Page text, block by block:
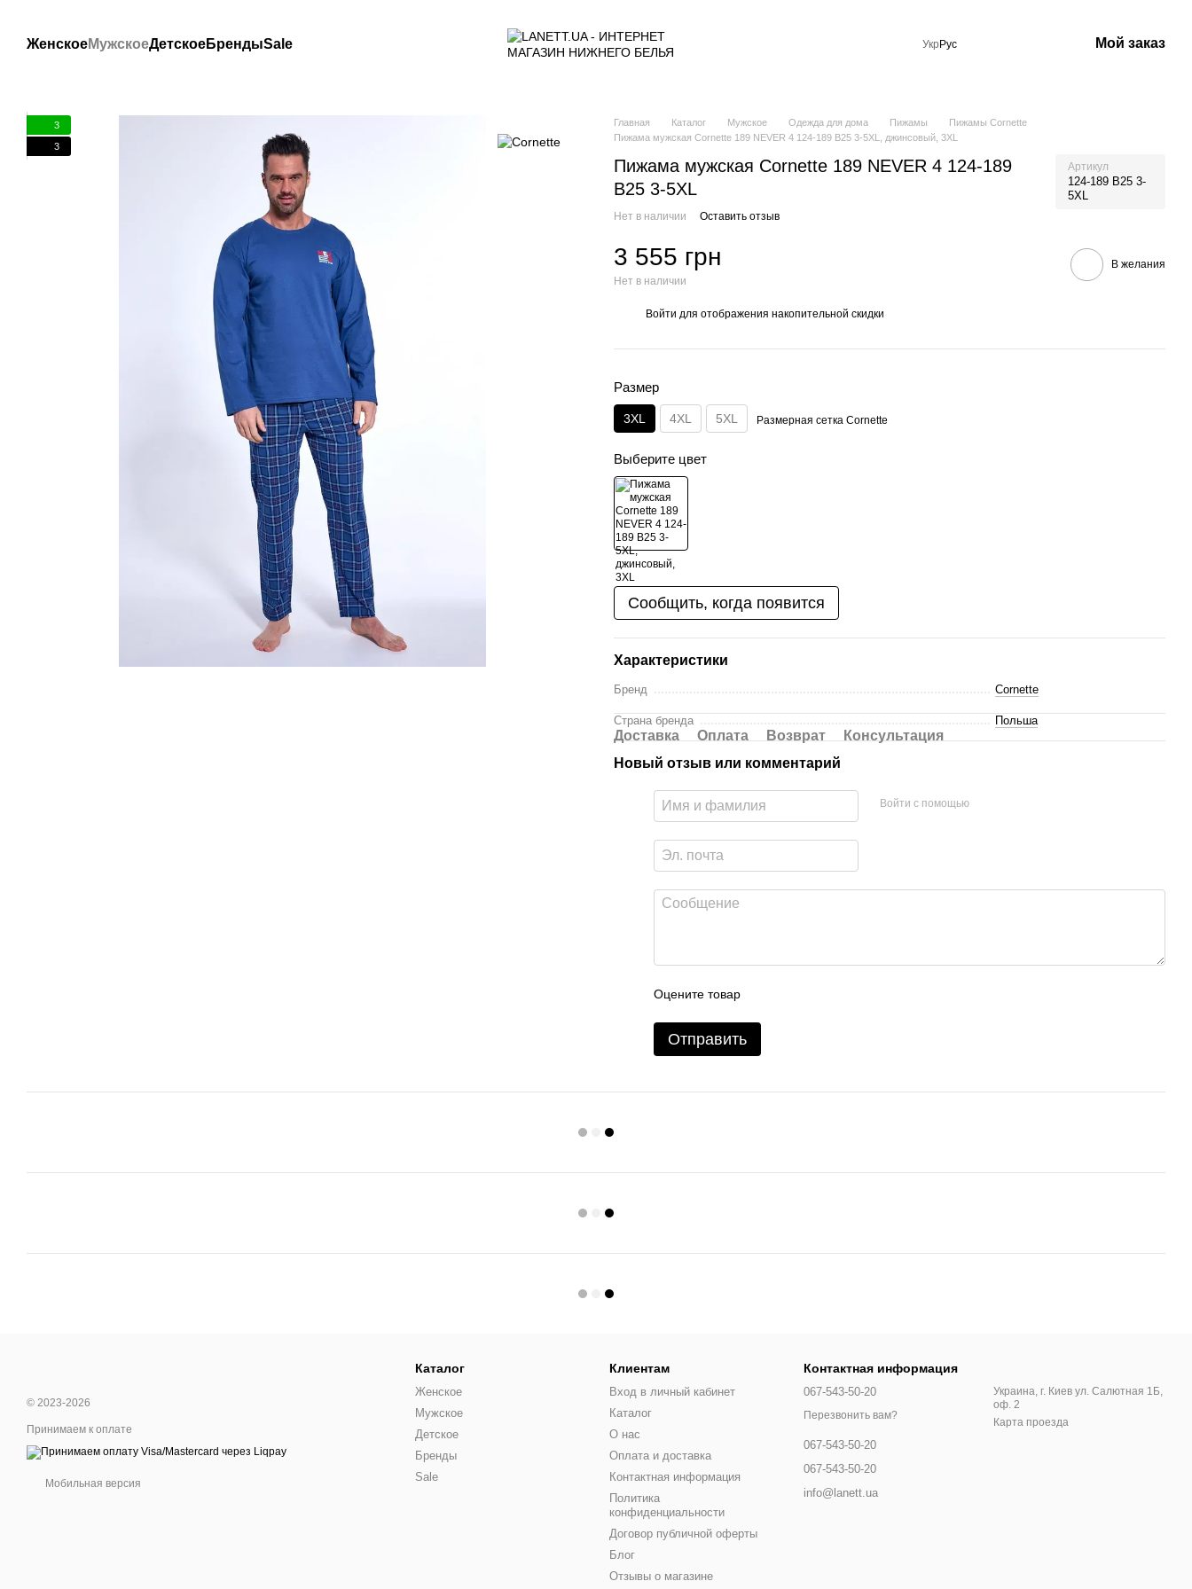
ЖенскоеМужскоеДетскоеБрендыSale Укр Рус Мой заказ
3
3
Главная Каталог Мужское Одежда для дома Пижамы
Пижамы Cornette
Пижама мужская Cornette 189 NEVER 4 124-189 B25 3-5XL, джинсовый, 3XL
Пижама мужская Cornette 189 NEVER 4 124-189
B25 3-5XL
Артикул
124-189 B25 3-
5XL
Нет в наличии Оставить отзыв
3 555 грн
Нет в наличии
В желания
Войти для отображения накопительной скидки
Размер
3XL 4XL 5XL Размерная сетка Cornette
Выберите цвет
Сообщить, когда появится
Характеристики
Бренд Cornette
Страна бренда Польша
Доставка Оплата Возврат
Консультация
Новый отзыв или комментарий
Войти с помощью
Оцените товар
Отправить
© 2023-2026
Принимаем к оплате
Мобильная версия
Каталог
Женское
Мужское
Детское
Бренды
Sale
Клиентам
Вход в личный кабинет
Каталог
О нас
Оплата и доставка
Контактная информация
Политика
конфиденциальности
Договор публичной оферты
Блог
Отзывы о магазине
Контактная информация
067-543-50-20
Перезвонить вам?
067-543-50-20
067-543-50-20
info@lanett.ua
Украина, г. Киев ул. Салютная 1Б,
оф. 2
Карта проезда